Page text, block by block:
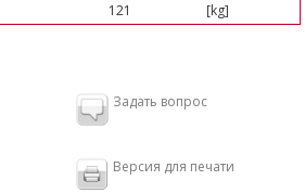
121 [kg]
Задать вопрос
Версия для печати